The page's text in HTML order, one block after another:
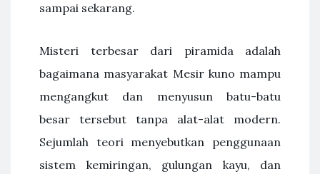
sampai sekarang.
Misteri terbesar dari piramida adalah
bagaimana masyarakat Mesir kuno mampu
mengangkut dan menyusun batu-batu
besar tersebut tanpa alat-alat modern.
Sejumlah teori menyebutkan penggunaan
sistem kemiringan, gulungan kayu, dan